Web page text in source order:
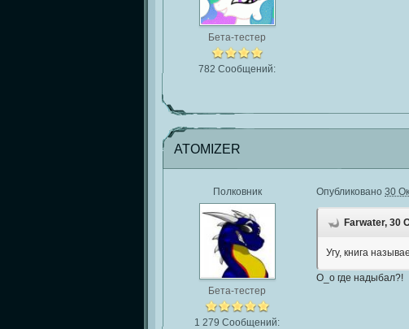
Бета-тестер
782 Сообщений:
ATOMIZER
Полковник
Бета-тестер
1 279 Сообщений:
Опубликовано 30
Farwater, 30
Угу, книга
О_о где надыбал?!